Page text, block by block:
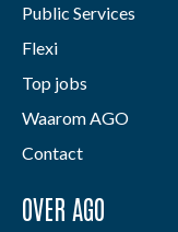
Public Services
Flexi
Top jobs
Waarom AGO
Contact
OVER AGO